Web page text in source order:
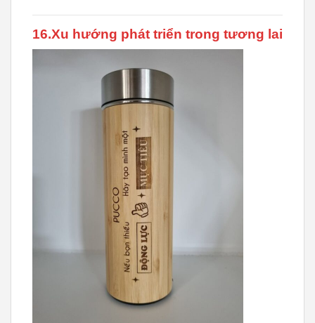
16.Xu hướng phát triển trong tương lai